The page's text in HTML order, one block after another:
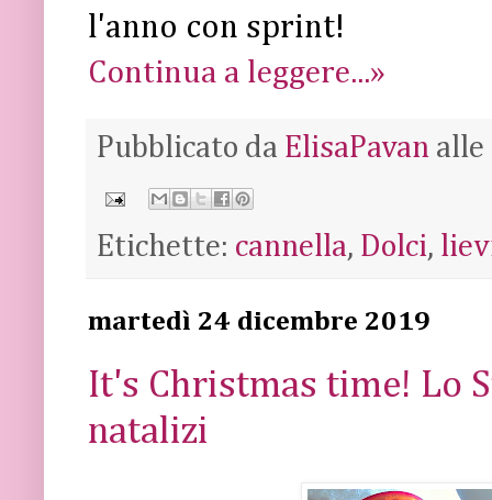
l'anno con sprint!
Continua a leggere...»
Pubblicato da ElisaPavan alle
Etichette: cannella, Dolci,
martedì 24 dicembre 2019
It's Christmas time! Lo
natalizi